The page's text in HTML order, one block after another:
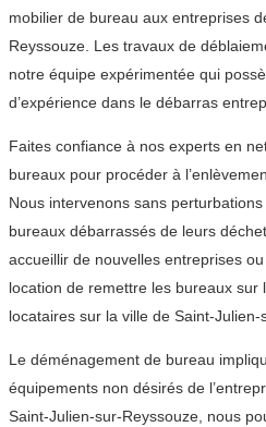
mobilier de bureau aux entreprises
Reyssouze. Les travaux de
notre équipe expérimentée qui
d’expérience dans le débarras
Faites confiance à nos experts en
bureaux pour procéder à
Nous intervenons sans
bureaux débarrassés de leurs
accueillir de nouvelles entreprises
location de remettre les bureaux
locataires sur la ville de Saint-Julien-
Le déménagement de bureau
équipements non désirés de
Saint-Julien-sur-Reyssouze, nous